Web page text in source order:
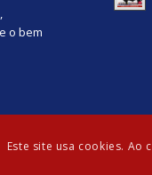
o bem
por: Agência Güte
Este site usa cookies. Ao